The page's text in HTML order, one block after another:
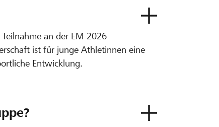
an der EM 2026
ist für junge Athletinnen eine
Entwicklung.